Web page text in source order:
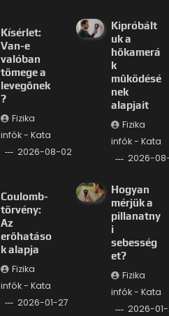
Kísérlet:
Van-e
valóban
tömege a
levegőnek
?
Fizika
infók - Kata
2026-08-02
Kipróbált
uk a
hőkamerá
k
működésé
nek
alapjait
Fizika
infók - Kata
2026-
Coulomb-
törvény:
Az
erőhatáso
k alapja
Fizika
infók - Kata
2026-01-27
Hogyan
mérjük a
pillanatny
i
sebesség
et?
Fizika
infók - Kata
2026-